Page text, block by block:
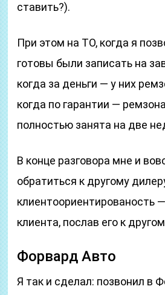
ставить?).
При этом на ТО, когда я
готовы были записать на
когда за деньги — у них
когда по гарантии —
полностью занята на две
В конце разговора мне и
обратиться к другому
клиентоориентированость
клиента, послав его к
Форвард Авто
Я так и сделал: позвонил в